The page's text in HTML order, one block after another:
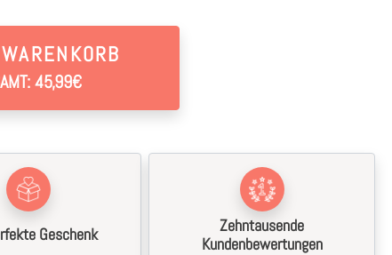
45,99€
Geschenk
Zehntausende
Kundenbewertungen